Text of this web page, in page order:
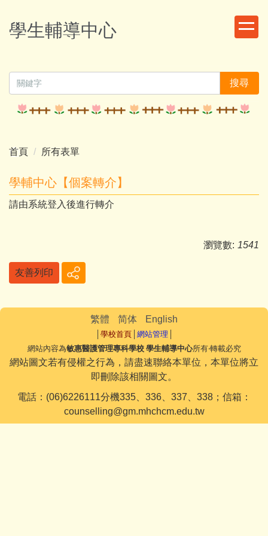
到
主
區
學生輔導中心
搜尋
首頁 所有表單
學輔中心【個案轉介】
請由系統登入後進行轉介
瀏覽數: 1541
友善列印
繁體 简体 English
學校首頁│ 網站管理
網站內容為敏惠醫護管理專科學校 學生輔導中心所有‧轉載必究
網站圖文若有侵權之行為，請盡速聯絡本單位，本單位將立
即刪除該相關圖文。
電話：(06)6226111分機335、336、337、338；信箱：
counselling@gm.mhchcm.edu.tw